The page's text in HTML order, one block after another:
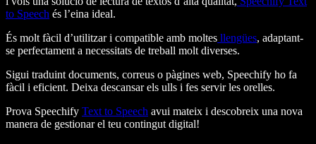
to Speech és l’eina ideal.
És molt fàcil d’utilitzar i compatible amb moltes llengües, adaptant-
se perfectament a necessitats de treball molt diverses.
Sigui traduint documents, correus o pàgines web, Speechify ho fa
fàcil i eficient. Deixa descansar els ulls i fes servir les orelles.
Prova Speechify Text to Speech avui mateix i descobreix una nova
manera de gestionar el teu contingut digital!